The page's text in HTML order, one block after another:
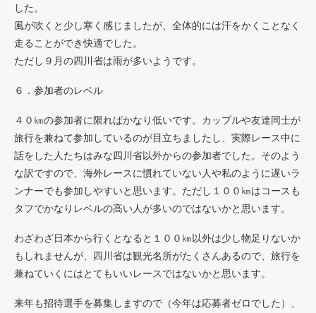
した。
風が吹くと少し寒く感じましたが、全体的には汗をかくことなく
走ることができ快適でした。
ただし９月の四川省は雨が多いようです。
６．参加者のレベル
４０㎞の参加者に限ればかなり低いです。カップルや友達同士が
旅行を兼ねて参加しているのが目立ちましたし、実際レース中に
話をした人たちはみな四川省以外からの参加者でした。そのよう
な訳ですので、海外レースに慣れていない人や私のように遅いラ
ンナーでも参加しやすいと思います。ただし１００㎞はコースも
タフでかなりレベルの高い人が多いのではないかと思います。
わざわざ日本から行くとなると１００㎞以外は少し物足りないか
もしれませんが、四川省は観光名所がたくさんあるので、旅行を
兼ねていくにはとてもいいレースではないかと思います。
来年も招待選手を募集しますので（今年は応募者ゼロでした）、